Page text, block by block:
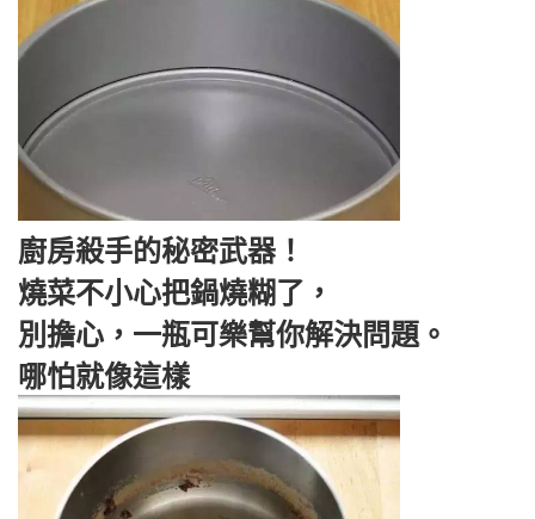
廚房殺手的秘密武器！
燒菜不小心把鍋燒糊了，
別擔心，一瓶可樂幫你解決問題。
哪怕就像這樣